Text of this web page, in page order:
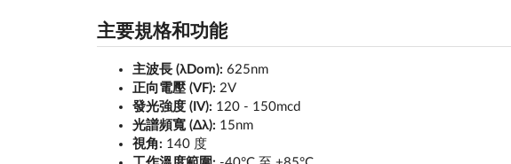
主要規格和功能
主波長 (λDom): 625nm
正向電壓 (VF): 2V
發光強度 (IV): 120 - 150mcd
光譜頻寬 (Δλ): 15nm
視角: 140 度